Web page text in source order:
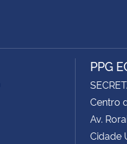
PPG
Centro
Av.
Cidade